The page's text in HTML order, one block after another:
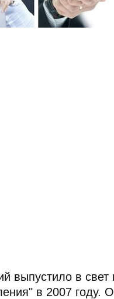
выпустило в свет
в 2007 году.